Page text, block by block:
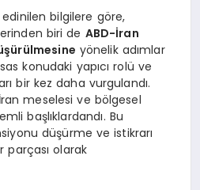
bilgilere göre,
biri de ABD-İran
yönelik adımlar
konudaki yapıcı rolü ve
bir kez daha vurgulandı.
meselesi ve bölgesel
başlıklardandı. Bu
düşürme ve istikrarı
parçası olarak